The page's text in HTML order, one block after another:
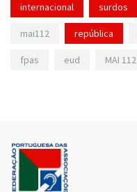
internacional surdos
mai112 república
fpas eud MAI 112